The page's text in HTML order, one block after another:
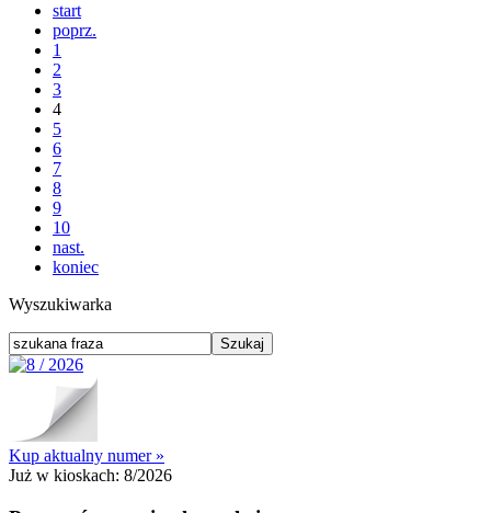
start
poprz.
1
2
3
4
5
6
7
8
9
10
nast.
koniec
Wyszukiwarka
Kup aktualny numer »
Już w kioskach: 8/2026